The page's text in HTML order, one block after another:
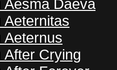
Daeva
Crying